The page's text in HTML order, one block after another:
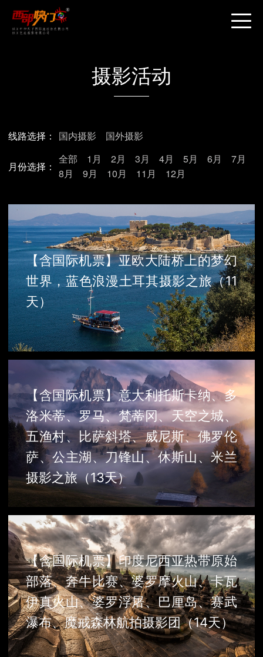
摄影活动
线路选择： 国内摄影 国外摄影
月份选择：
全部 1月 2月 3月 4月 5月 6月
7月
8月
9月 10月 11月 12月
【含国际机票】亚欧大陆桥上的梦幻
世界，蓝色浪漫土耳其摄影之旅（11
天）
【含国际机票】意大利托斯卡纳、多
洛米蒂、罗马、梵蒂冈、天空之城、
五渔村、比萨斜塔、威尼斯、佛罗伦
萨、公主湖、刀锋山、休斯山、米兰
摄影之旅（13天）
【含国际机票】印度尼西亚热带原始
部落、奔牛比赛、婆罗摩火山、卡瓦
伊真火山、婆罗浮屠、巴厘岛、赛武
瀑布、魔戒森林航拍摄影团（14天）